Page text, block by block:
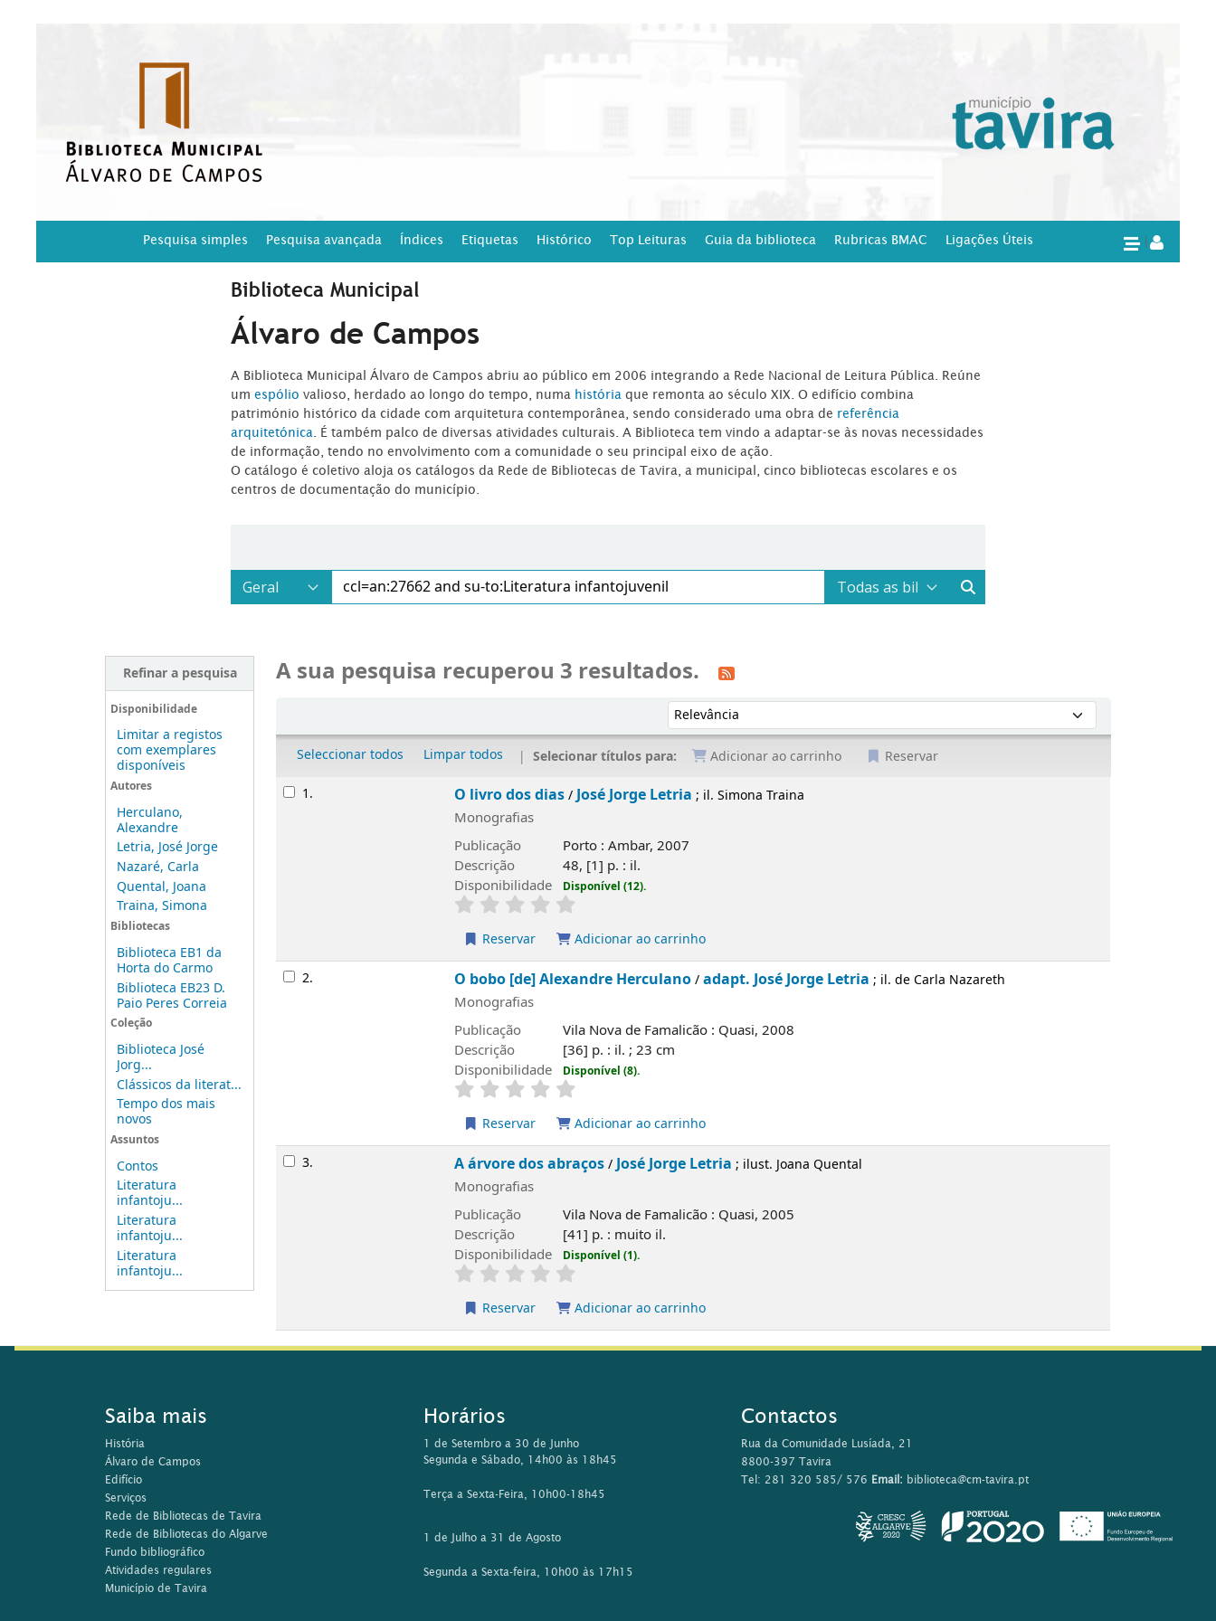
Pesquisa simples Pesquisa avançada Índices Etiquetas Histórico Top Leituras Guia da biblioteca Rubricas BMAC Ligações Úteis
Biblioteca Municipal
Álvaro de Campos
A Biblioteca Municipal Álvaro de Campos abriu ao público em 2006 integrando a Rede Nacional de Leitura Pública. Reúne
um espólio valioso, herdado ao longo do tempo, numa história que remonta ao século XIX. O edifício combina
património histórico da cidade com arquitetura contemporânea, sendo considerado uma obra de referência
arquitetónica . É também palco de diversas atividades culturais. A Biblioteca tem vindo a adaptar-se às novas necessidades
de informação, tendo no envolvimento com a comunidade o seu principal eixo de ação.
O catálogo é coletivo aloja os catálogos da Rede de Bibliotecas de Tavira, a municipal, cinco bibliotecas escolares e os
centros de documentação do município.
Refinar a pesquisa
Disponibilidade
Limitar a registos
com exemplares
disponíveis
Autores
Herculano,
Alexandre
Letria, José Jorge
Nazaré, Carla
Quental, Joana
Traina, Simona
Bibliotecas
Biblioteca EB1 da
Horta do Carmo
Biblioteca EB23 D.
Paio Peres Correia
Coleção
Biblioteca José
Jorg...
Clássicos da literat...
Tempo dos mais
novos
Assuntos
Contos
Literatura
infantoju...
Literatura
infantoju...
Literatura
infantoju...
A sua pesquisa recuperou 3 resultados.
Ordenar por:
Seleccionar todos Limpar todos Selecionar títulos para: Adicionar ao carrinho Reservar
Resultados
1. O livro dos dias/José Jorge Letria ; il. Simona Traina
Monografias
Publicação
Porto : Ambar, 2007
Descrição
48, [1] p. : il.
Disponibilidade
Disponível (12).
Reservar Adicionar ao carrinho
2. O bobo [de] Alexandre Herculano/adapt. José Jorge Letria ; il. de Carla Nazareth
Monografias
Publicação
Vila Nova de Famalicão : Quasi, 2008
Descrição
[36] p. : il. ; 23 cm
Disponibilidade
Disponível (8).
Reservar Adicionar ao carrinho
3. A árvore dos abraços/José Jorge Letria ; ilust. Joana Quental
Monografias
Publicação
Vila Nova de Famalicão : Quasi, 2005
Descrição
[41] p. : muito il.
Disponibilidade
Disponível (1).
Reservar Adicionar ao carrinho
Saiba mais
História
Álvaro de Campos
Edifício
Serviços
Rede de Bibliotecas de Tavira
Rede de Bibliotecas do Algarve
Fundo bibliográfico
Atividades regulares
Município de Tavira
Horários
1 de Setembro a 30 de Junho
Segunda e Sábado, 14h00 às 18h45
Terça a Sexta-Feira, 10h00-18h45
1 de Julho a 31 de Agosto
Segunda a Sexta-feira, 10h00 às 17h15
Contactos
Rua da Comunidade Lusíada, 21
8800-397 Tavira
Tel: 281 320 585/ 576 Email: biblioteca@cm-tavira.pt